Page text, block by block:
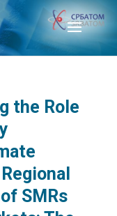
the Role
SMRs